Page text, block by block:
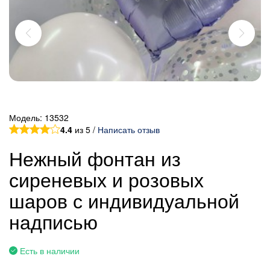
Модель: 13532
4.4 из 5 / Написать отзыв
Нежный фонтан из
сиреневых и розовых
шаров с индивидуальной
надписью
Есть в наличии